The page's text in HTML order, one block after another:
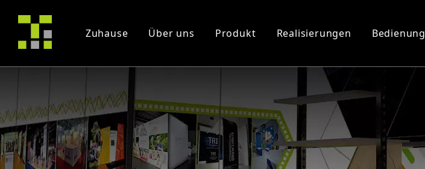
Zuhause Über uns
Werkstatt und Ausrüstung
Produkt
3D-Videos
Realisierungen Bedienung
Neues Produkt